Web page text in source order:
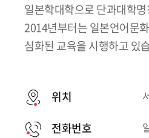
일본학대학으로 단과대학
2014년부터는 일본언어문
심화된 교육을 시행하고 있
위치
전화번호